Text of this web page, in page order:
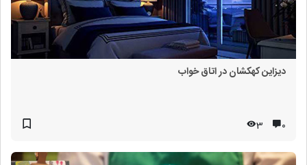
دیزاین کهکشان در اتاق خواب
۰ 3